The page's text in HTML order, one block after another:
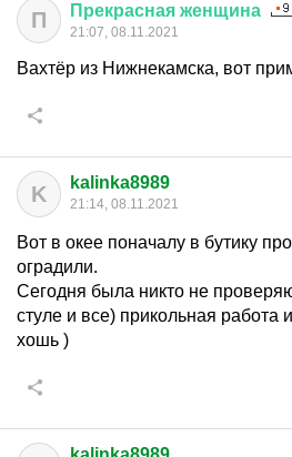
П Прекрасная женщина
21:07, 08.11.2021
Вахтёр из Нижнекамска, вот
K kalinka8989
21:14, 08.11.2021
Вот в окее поначалу в бутику
оградили.
Сегодня была никто не
стуле и все) прикольная работа
хошь )